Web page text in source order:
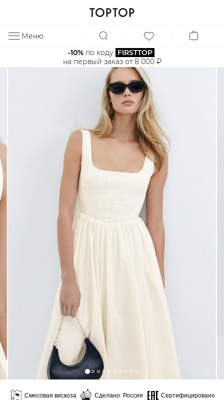
Меню
-10% по коду FIRSTTOP
на первый заказ от 8 000 ₽
Смесовая вискоза Сделано: Россия Сертифицировано